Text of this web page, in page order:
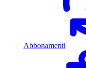
Abbonamenti